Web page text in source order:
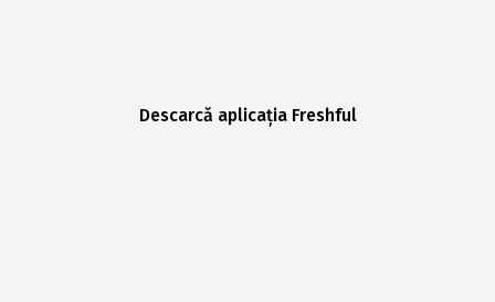
Descarcă aplicația Freshful